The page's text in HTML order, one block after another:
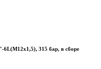
6L(М12х1,5), 315 бар, в сборе